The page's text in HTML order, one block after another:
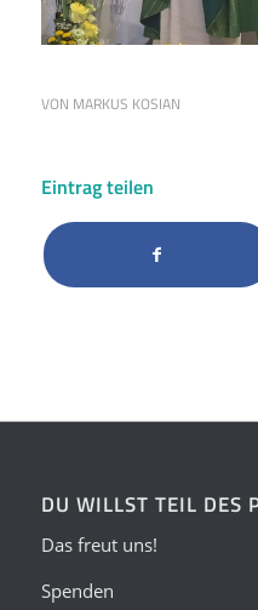
VON MARKUS KOSIAN
Eintrag teilen
DU WILLST TEIL DES
Das freut uns!
Spenden